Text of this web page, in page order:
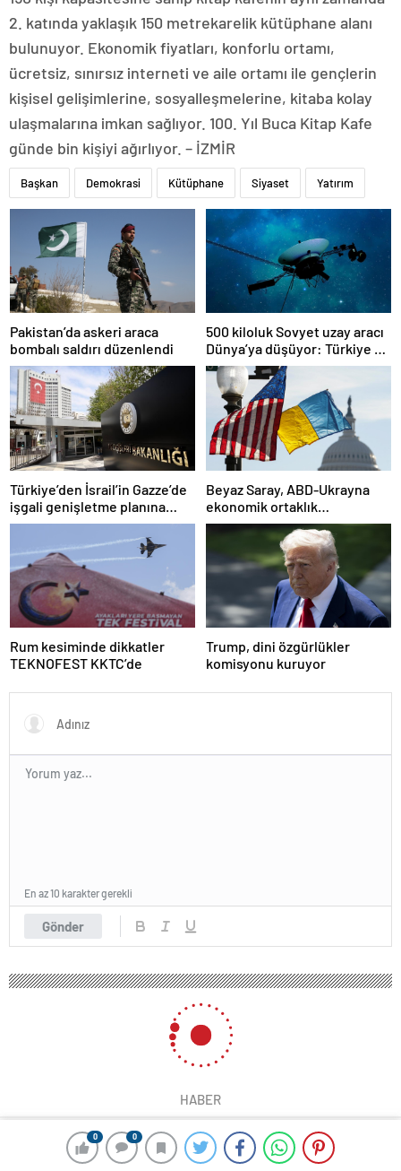
0 0
2. katında yaklaşık 150 metrekarelik kütüphane alanı
bulunuyor. Ekonomik fiyatları, konforlu ortamı,
ücretsiz, sınırsız interneti ve aile ortamı ile gençlerin
kişisel gelişimlerine, sosyalleşmelerine, kitaba kolay
ulaşmalarına imkan sağlıyor. 100. Yıl Buca Kitap Kafe
günde bin kişiyi ağırlıyor. – İZMİR
Başkan Demokrasi Kütüphane Siyaset Yatırım
Pakistan’da askeri araca
bombalı saldırı düzenlendi
500 kiloluk Sovyet uzay aracı
Dünya’ya düşüyor: Türkiye de
risk altında
Türkiye’den İsrail’in Gazze’de
işgali genişletme planına
tepki
Beyaz Saray, ABD-Ukrayna
ekonomik ortaklık
anlaşmasının detaylarını
Rum kesiminde dikkatler
TEKNOFEST KKTC’de
Trump, dini özgürlükler
komisyonu kuruyor
Gönder
En az 10 karakter gerekli
HABER